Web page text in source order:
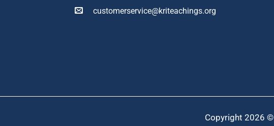
customerservice@kriteachings.org
Copyright 2026 ©